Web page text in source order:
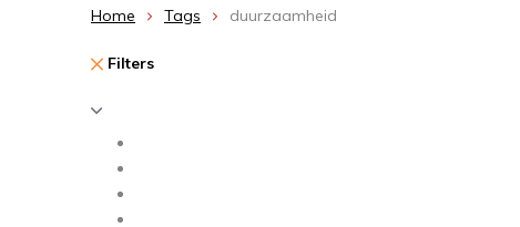
Home Tags duurzaamheid
Filters